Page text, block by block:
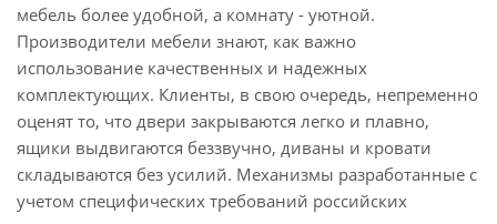
мебель более удобной, а комнату - уютной.
Производители мебели знают, как важно
использование качественных и надежных
комплектующих. Клиенты, в свою очередь, непременно
оценят то, что двери закрываются легко и плавно,
ящики выдвигаются беззвучно, диваны и кровати
складываются без усилий. Механизмы разработанные с
учетом специфических требований российских